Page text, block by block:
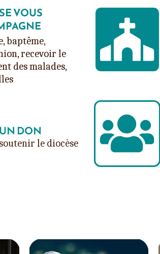
VOUS
baptême,
recevoir le
des malades,
DON
le diocèse